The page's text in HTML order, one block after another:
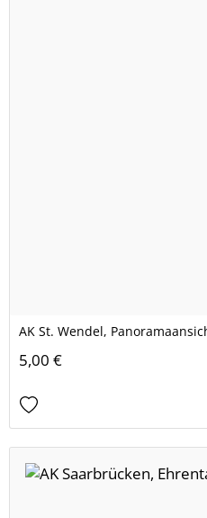
AK St. Wendel,
5,00 €